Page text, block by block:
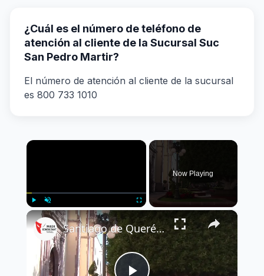
¿Cuál es el número de teléfono de
atención al cliente de la Sucursal Suc
San Pedro Martir?
El número de atención al cliente de la sucursal
es 800 733 1010
×
Play Unmute
Now Playing
×
Santiago de Querétaro Mexico.